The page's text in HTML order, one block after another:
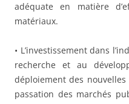
adéquate en matière
matériaux.
• L’investissement dans
recherche et au
déploiement des
passation des marchés